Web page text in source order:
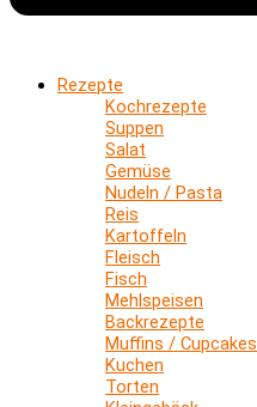
Rezepte
Kochrezepte
Suppen
Salat
Gemüse
Nudeln / Pasta
Reis
Kartoffeln
Fleisch
Fisch
Mehlspeisen
Backrezepte
Muffins / Cupcakes
Kuchen
Torten